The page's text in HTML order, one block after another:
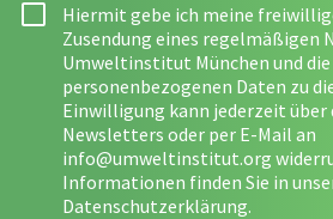
Hiermit gebe ich meine
Zusendung eines regelmäßigen
Umweltinstitut München und
personenbezogenen Daten zu
Einwilligung kann jederzeit über
Newsletters oder per E-Mail an
info@umweltinstitut.org
Informationen finden Sie in
Datenschutzerklärung.